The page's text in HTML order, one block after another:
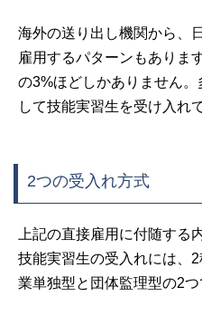
海外の送り出し機関から、
雇用するパターンもありま
の3%ほどしかありません
して技能実習生を受け入れ
2つの受入れ方式
上記の直接雇用に付随する
技能実習生の受入れには、
業単独型と団体監理型の2つ